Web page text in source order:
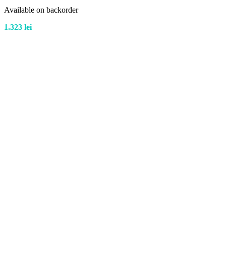
Available on backorder
1.323 lei